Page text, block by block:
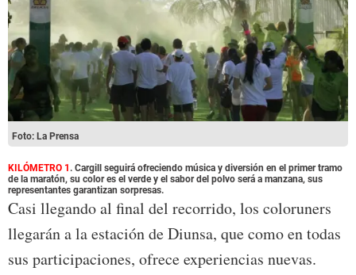
Foto: La Prensa
KILÓMETRO 1 . Cargill seguirá ofreciendo música y diversión en el primer tramo
de la maratón, su color es el verde y el sabor del polvo será a manzana, sus
representantes garantizan sorpresas.
Casi llegando al final del recorrido, los coloruners
llegarán a la estación de Diunsa, que como en todas
sus participaciones, ofrece experiencias nuevas.